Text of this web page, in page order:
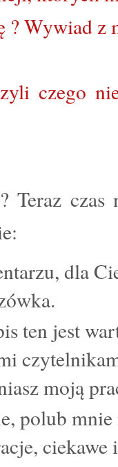
? Wywiad z
czego
Teraz
dla
ten jest
moją
polub